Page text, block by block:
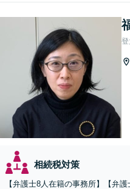
相続税対策
【弁護士8人在籍の事務所】【弁